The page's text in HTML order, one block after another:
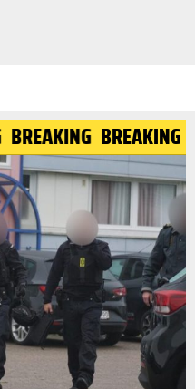
BREAKING BREAKING